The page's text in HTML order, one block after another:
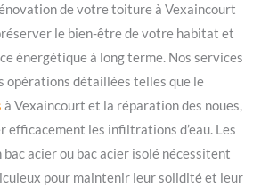
de votre toiture à Vexaincourt
le bien-être de votre habitat et
énergétique à long terme. Nos services
opérations détaillées telles que le
à Vexaincourt et la réparation des noues,
efficacement les infiltrations d’eau. Les
acier ou bac acier isolé nécessitent
pour maintenir leur solidité et leur